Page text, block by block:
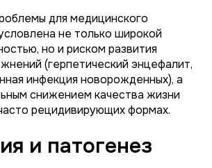
для медицинского
не только широкой
но и риском развития
(герпетический энцефалит,
инфекция новорожденных), а
снижением качества жизни
рецидивирующих формах.
и патогенез